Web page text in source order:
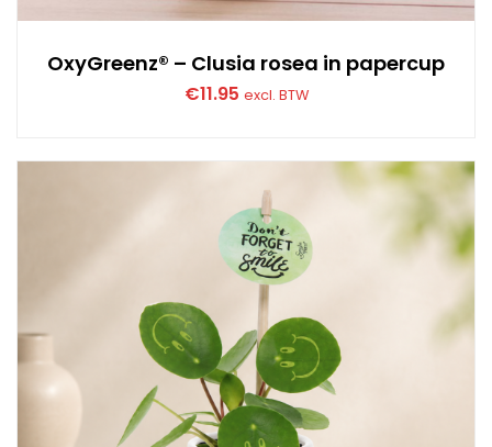
OxyGreenz® – Clusia rosea in papercup
€11.95 excl. BTW